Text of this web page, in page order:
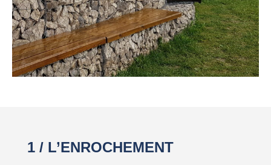
1 / L’ENROCHEMENT